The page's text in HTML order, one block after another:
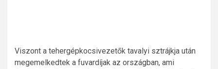
Viszont a tehergépkocsivezetők tavalyi sztrájkja után
megemelkedtek a fuvardíjak az országban, ami